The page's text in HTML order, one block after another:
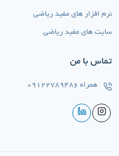
نرم افزار های مفید ریاضی
سایت های مفید ریاضی
تماس با من
همراه 09122789486